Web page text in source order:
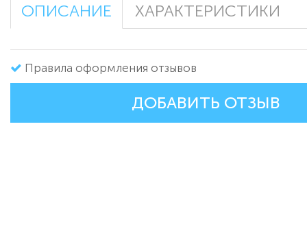
ОПИСАНИЕ ХАРАКТЕРИСТИКИ
Правила оформления отзывов
ДОБАВИТЬ ОТЗЫВ